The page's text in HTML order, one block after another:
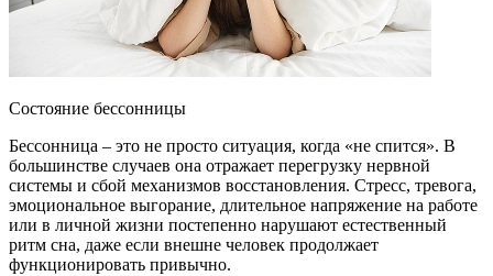
Состояние бессонницы
Бессонница – это не просто ситуация, когда «не спится». В
большинстве случаев она отражает перегрузку нервной
системы и сбой механизмов восстановления. Стресс, тревога,
эмоциональное выгорание, длительное напряжение на работе
или в личной жизни постепенно нарушают естественный
ритм сна, даже если внешне человек продолжает
функционировать привычно.